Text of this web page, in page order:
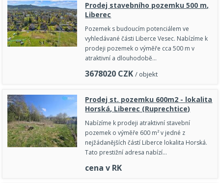
Prodej stavebního pozemku 500 m,
Liberec
Pozemek s budoucím potenciálem ve
vyhledávané části Liberce Vesec. Nabízíme k
prodeji pozemek o výměře cca 500 m v
atraktivní a dlouhodobě…
3678020 CZK / objekt
Prodej st. pozemku 600m2 - lokalita
Horská, Liberec (Ruprechtice)
Nabízíme k prodeji atraktivní stavební
pozemek o výměře 600 m² v jedné z
nejžádanějších částí Liberce lokalita Horská.
Tato prestižní adresa nabízí…
cena v RK